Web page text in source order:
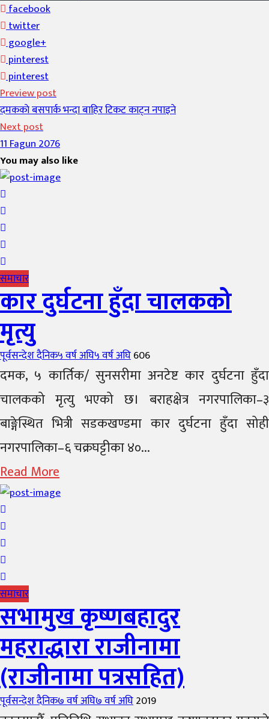
facebook
twitter
google+
pinterest
pinterest
Preview post
दमककाे बसपार्क भन्दा बाहिर टिकट काट्न नपाइने
Next post
11 Fagun 2076
You may also like
समाचार
कार दुर्घटना हुँदा चालकको
मृत्यु
Author
पूर्वसन्देश दैनिकPosted
on
५ वर्ष अघि५ वर्ष अघि606
दमक, ५ कार्तिक/ सुनसरीमा अनटेष्ट कार दुर्घटना हुँदा
चालकको मृत्यु भएको छ। बराहक्षेत्र नगरपालिका–३
बाङ्गेस्थित भित्री सडकखण्डमा कार दुर्घटना हुँदा सोही
नगरपालिका–६ चक्रघट्टीका ४०...
Read More
समाचार
सभामुख कृष्णबहादुर
महराद्धारा राजीनामा
(राजीनामा पत्रसहित)
Author
पूर्वसन्देश दैनिकPosted
७ वर्ष अघि७ वर्ष अघि2019